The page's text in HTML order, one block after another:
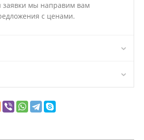
заявки мы направим вам
с ценами.